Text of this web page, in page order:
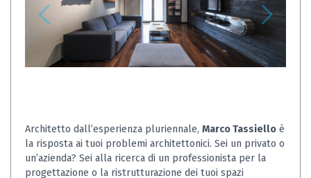
Architetto dall’esperienza pluriennale, Marco Tassiello è
la risposta ai tuoi problemi architettonici. Sei un privato o
un’azienda? Sei alla ricerca di un professionista per la
progettazione o la ristrutturazione dei tuoi spazi